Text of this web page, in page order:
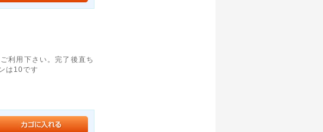
利用下さい。完了後直ち
は10です